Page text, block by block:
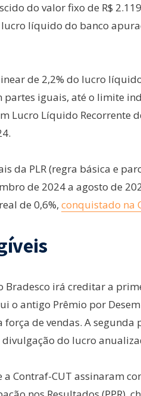
do valor fixo de R$
líquido do banco
de 2,2% do lucro
iguais, até o limite
Lucro Líquido Recorrente
da PLR (regra básica e
de 2024 a agosto de
de 0,6%, conquistado na
Bradesco irá creditar a
o antigo Prêmio por
de vendas. A segunda
do lucro
a Contraf-CUT assinaram